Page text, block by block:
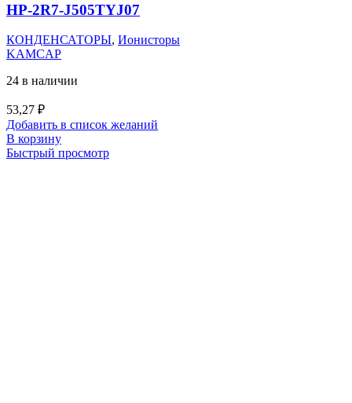
HP-2R7-J505TYJ07
КОНДЕНСАТОРЫ, Ионисторы
KAMCAP
24 в наличии
53,27 ₽
Добавить в список желаний
В корзину
Быстрый просмотр